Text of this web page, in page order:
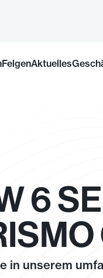
FelgenAktuelles
6
in unserem